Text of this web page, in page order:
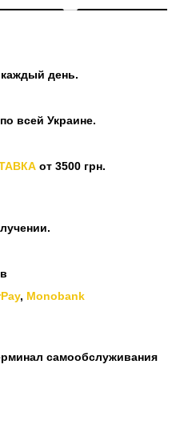
день.
всей Украине.
от 3500 грн.
, Monobank
самообслуживания